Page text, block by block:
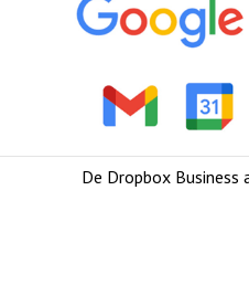
De Dropbox Business